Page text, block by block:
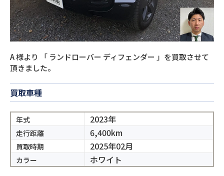
A様より 「 ランドローバー ディフェンダー 」を買取させて
頂きました。
買取車種
年式 2023年
走行距離 6,400km
買取時期 2025年02月
カラー ホワイト